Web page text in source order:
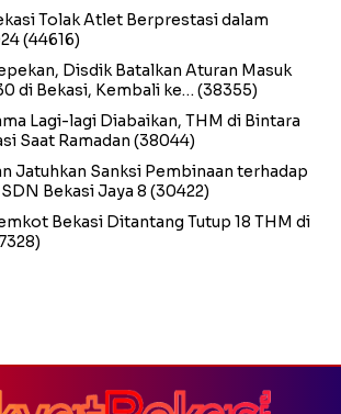
Tolak Atlet Berprestasi dalam
(44616)
Disdik Batalkan Aturan Masuk
di Bekasi, Kembali ke… (38355)
Lagi-lagi Diabaikan, THM di Bintara
Saat Ramadan (38044)
Jatuhkan Sanksi Pembinaan terhadap
Bekasi Jaya 8 (30422)
Bekasi Ditantang Tutup 18 THM di